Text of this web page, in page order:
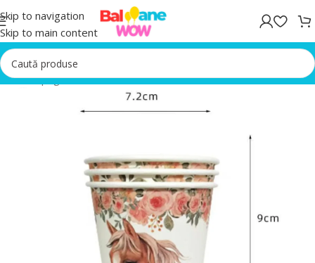
Skip to navigation
Skip to main content
Prima pagină/Pahare